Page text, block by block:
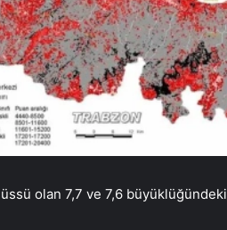
olan 7,7 ve 7,6 büyüklüğündeki